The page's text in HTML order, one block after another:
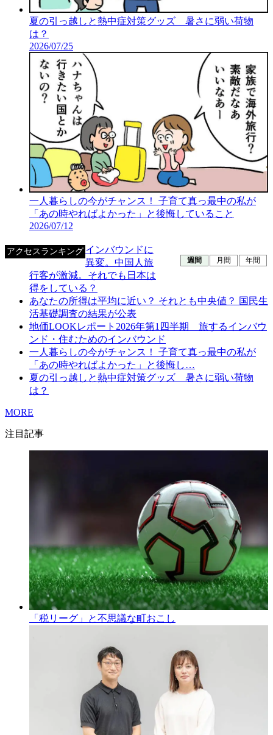
夏の引っ越しと熱中症対策グッズ 暑さに弱い荷物
は？
2026/07/25
一人暮らしの今がチャンス！ 子育て真っ最中の私が
「あの時やればよかった」と後悔していること
2026/07/12
アクセスランキング
週間 月間 年間
インバウンドに
異変。中国人旅
行客が激減。それでも日本は
得をしている？
あなたの所得は平均に近い？ それとも中央値？ 国民生
活基礎調査の結果が公表
地価LOOKレポート2026年第1四半期 旅するインバウ
ンド・住むためのインバウンド
一人暮らしの今がチャンス！ 子育て真っ最中の私が
「あの時やればよかった」と後悔し…
夏の引っ越しと熱中症対策グッズ 暑さに弱い荷物
は？
MORE
注目記事
「税リーグ」と不思議な町おこし